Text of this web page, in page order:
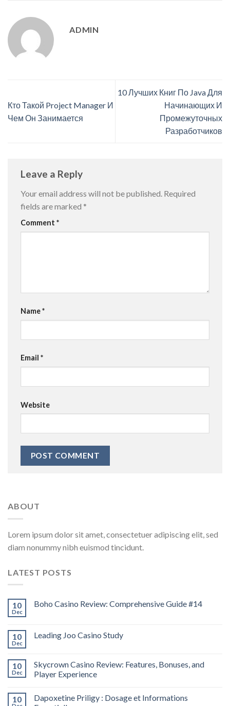
ADMIN
Кто Такой Project Manager И
Чем Он Занимается
10 Лучших Книг По Java Для
Начинающих И
Промежуточных
Разработчиков
Leave a Reply
Your email address will not be published. Required
fields are marked *
Comment *
Name*
Email *
Website
ABOUT
Lorem ipsum dolor sit amet, consectetuer adipiscing elit, sed
diam nonummy nibh euismod tincidunt.
LATEST POSTS
10
Dec
Boho Casino Review: Comprehensive Guide #14
10
Dec
Leading Joo Casino Study
10
Dec
Skycrown Casino Review: Features, Bonuses, and
Player Experience
10
Dapoxetine Priligy : Dosage et Informations